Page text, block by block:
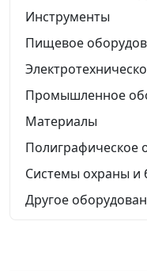
Инструменты
Пищевое
Промышленное
Материалы
Полиграфическое
Системы охраны и
Другое